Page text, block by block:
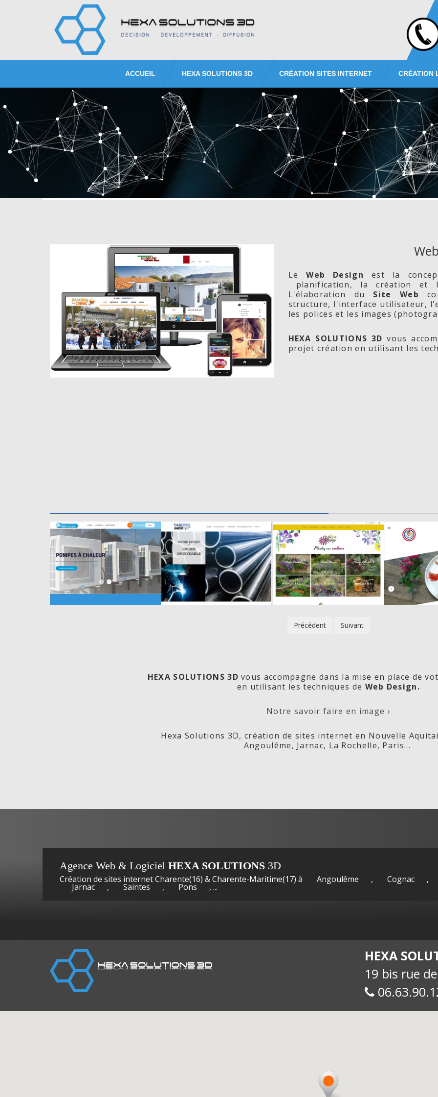
ACCUEIL HEXA SOLUTIONS 3D CRÉATION SITES INTERNET CRÉATION
LeWeb Design est la
planification, la création
L'élaboration du Site Web
structure, l'interface utilisateur,
les polices et les images
HEXA SOLUTIONS 3D vous
projet création en utilisant les
Cognac
Inox,
Gensac-
Les
Fleurs de
Maguy -
E-
Précédent Suivant
HEXA SOLUTIONS 3D vous accompagne dans la mise en place de
en utilisant les techniques de Web Design.
Notre savoir faire en image ›
Hexa Solutions 3D, création de sites internet en Nouvelle
Angoulême, Jarnac, La Rochelle, Paris...
Agence Web & Logiciel HEXA SOLUTIONS 3D
Création de sites internet Charente(16) & Charente-Maritime(17) à Angoulême , Cognac ,
Jarnac , Saintes , Pons , ...
HEXA
19 bis rue